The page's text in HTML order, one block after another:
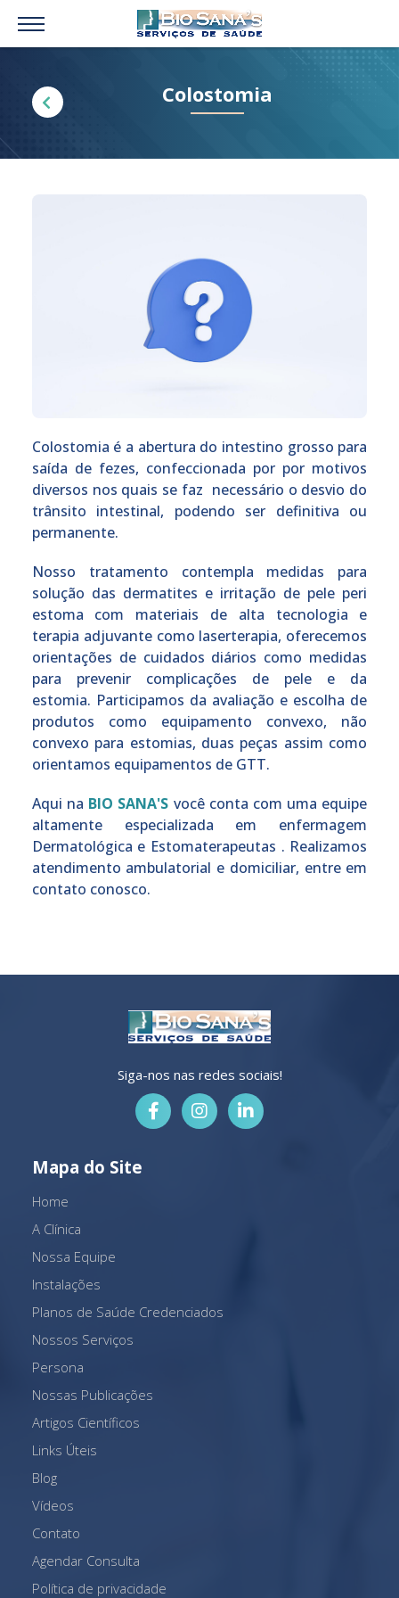
Colostomia
Colostomia é a abertura do intestino grosso para
saída de fezes, confeccionada por por motivos
diversos nos quais se faz necessário o desvio do
trânsito intestinal, podendo ser definitiva ou
permanente.
Nosso tratamento contempla medidas para
solução das dermatites e irritação de pele peri
estoma com materiais de alta tecnologia e
terapia adjuvante como laserterapia, oferecemos
orientações de cuidados diários como medidas
para prevenir complicações de pele e da
estomia. Participamos da avaliação e escolha de
produtos como equipamento convexo, não
convexo para estomias, duas peças assim como
orientamos equipamentos de GTT.
Aqui na BIO SANA'S você conta com uma equipe
altamente especializada em enfermagem
Dermatológica e Estomaterapeutas . Realizamos
atendimento ambulatorial e domiciliar, entre em
contato conosco.
Siga-nos nas redes sociais!
Mapa do Site
Home
A Clínica
Nossa Equipe
Instalações
Planos de Saúde Credenciados
Nossos Serviços
Persona
Nossas Publicações
Artigos Científicos
Links Úteis
Blog
Vídeos
Contato
Agendar Consulta
Política de privacidade